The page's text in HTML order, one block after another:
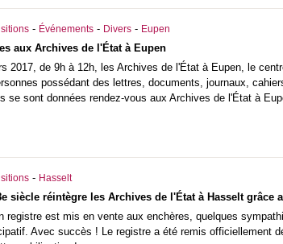
- Événements - Divers - Eupen
aux Archives de l'État à Eupen
2017, de 9h à 12h, les Archives de l'État à Eupen, le
possédant des lettres, documents, journaux,
se sont données rendez-vous aux Archives de l'État à
- Hasselt
siècle réintègre les Archives de l'État à Hasselt grâce
registre est mis en vente aux enchères, quelques
Avec succès ! Le registre a été remis officiellement